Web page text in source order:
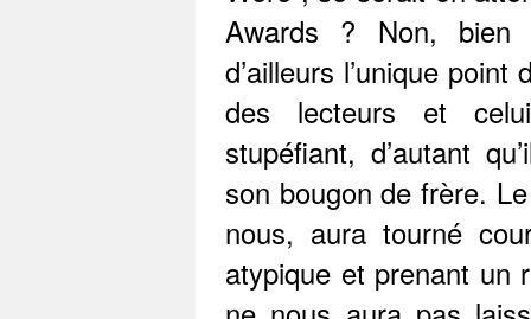
Awards ? Non, bien
d’ailleurs l’unique
des lecteurs et
stupéfiant, d’autant
son bougon de frère.
nous, aura tourné
atypique et prenant un